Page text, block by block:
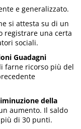
e generalizzato.
si attesta su di un
registrare una certa
sociali.
Guadagni
farne ricorso più del
della
aumento. Il saldo
di 30 punti.